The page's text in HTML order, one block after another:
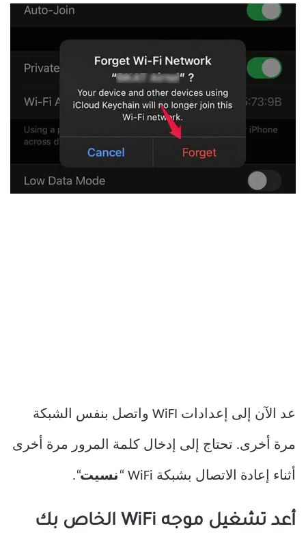
عد الآن إلى إعدادات WiFI واتصل بنفس الشبكة
مرة أخرى. تحتاج إلى إدخال كلمة المرور مرة أخرى
أثناء إعادة الاتصال بشبكة WiFi “ نسيت“.
أعد تشغيل موجه WiFi الخاص بك